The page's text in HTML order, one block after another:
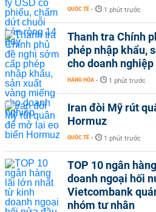
QUỐC TẾ - 1 phút trước
Thanh tra Chính
phép nhập khẩu,
cho doanh nghiệp
HÀNG HÓA - 1 phút trước
Iran đòi Mỹ rút
Hormuz
QUỐC TẾ - 1 phút trước
TOP 10 ngân
doanh ngoại hối
Vietcombank
nhóm tư nhân